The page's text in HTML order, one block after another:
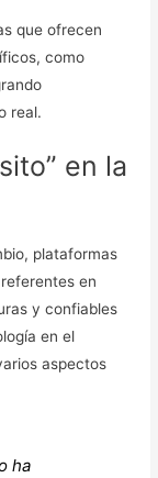
que ofrecen
como
real.
en la
plataformas
en
y confiables
en el
aspectos
ha